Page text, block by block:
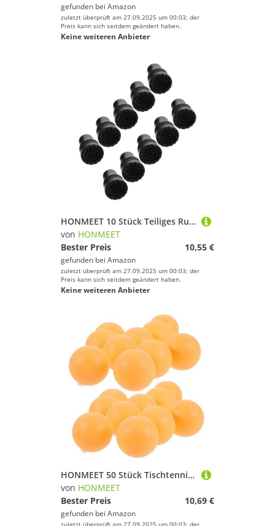
gefunden bei Amazon
zuletzt überprüft am 27.09.2025 um 00:03; der
Preis kann sich seitdem geändert haben.
Keine weiteren Anbieter
HONMEET 10 Stück Teiliges Rutschfester Krückengummi Ersatzfüße aus Robustem Kunststoff für Gehstöcke und Krücken mit Sicherem Sitz Selbststehend Langlebig für Senioren
von HONMEET
Bester Preis
10,55 €
gefunden bei Amazon
zuletzt überprüft am 27.09.2025 um 00:03; der
Preis kann sich seitdem geändert haben.
Keine weiteren Anbieter
HONMEET 50 Stück Tischtennisbälle mit gelochtem Design und Silikonverschluss Trainingsbälle für Anfänger und Profis Gelbe ABS Pongbälle Geeignet für Schule Zuhause Verein und
von HONMEET
Bester Preis
10,69 €
gefunden bei Amazon
zuletzt überprüft am 27.09.2025 um 00:03; der